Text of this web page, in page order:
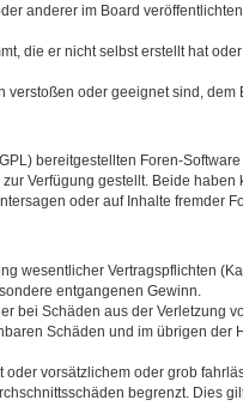
anderer im Board
die er nicht selbst erstellt hat
oder geeignet sind, dem
bereitgestellten Foren-
Verfügung gestellt. Beide
oder auf Inhalte fremder
wesentlicher Vertragspflichten
entgangenen Gewinn.
bei Schäden aus der Verletzung
Schäden und im übrigen der
vorsätzlichem oder grob
begrenzt. Dies